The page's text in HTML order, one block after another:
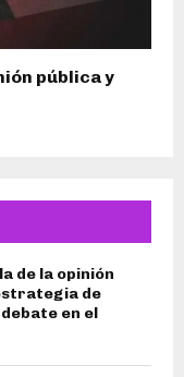
pública y
de la opinión
de
en el